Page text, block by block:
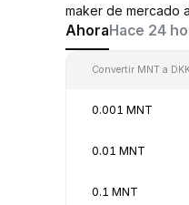
maker de mercado
AhoraHace 24
Convertir MNT a
0.001 MNT
0.01 MNT
0.1 MNT